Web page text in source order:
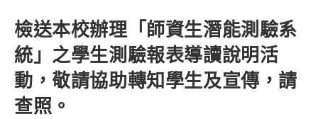
檢送本校辦理「師資生潛能測驗系
統」之學生測驗報表導讀說明活
動，敬請協助轉知學生及宣傳，請
查照。